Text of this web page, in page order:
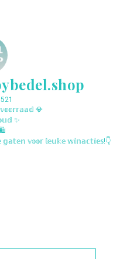
521
💎
✨
𝕧𝕠𝕠𝕣 𝕝𝕖𝕦𝕜𝕖 𝕨𝕚𝕟𝕒𝕔𝕥𝕚𝕖𝕤!👇